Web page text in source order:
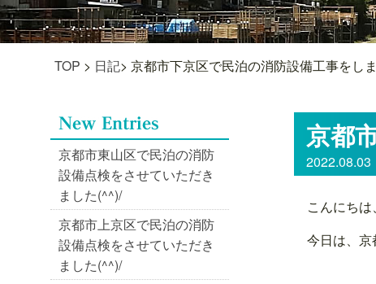
TOP > 日記> 京都市下京区で民泊の消防設備工事をし
京都市東山区で民泊の消防
設備点検をさせていただき
ました(^^)/
京都市上京区で民泊の消防
設備点検をさせていただき
ました(^^)/
京都
2022.08.03
こんにち
今日は、京